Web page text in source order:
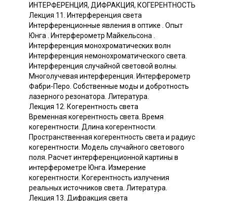
ИНТЕРФЕРЕНЦИЯ, ДИФРАКЦИЯ, КОГЕРЕНТНОСТЬ
Лекция 11. Интерференция света
Интерференционные явления в оптике . Опыт
Юнга . Интерферометр Майкельсона .
Интерференция монохроматических волн
Интерференция немонохроматического света.
Интерференция случайной световой волны.
Многолучевая интерференция. Интерферометр
Фабри-Перо. Собственные моды и добротность
лазерного резонатора. Литература.
Лекция 12. Когерентность света
Временная когерентность света. Время
когерентности. Длина когерентности.
Пространственная когерентность света и радиус
когерентности. Модель случайного светового
поля. Расчет интерференционной картины в
интерферометре Юнга. Измерение
когерентности. Когерентность излучения
реальных источников света. Литература.
Лекция 13. Дифракция света